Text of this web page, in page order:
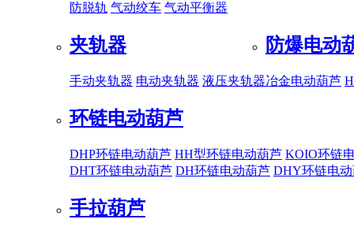
防脱轨 气动绞车 气动平衡器
夹轨器
手动夹轨器 电动夹轨器 液压夹轨器
防爆电动
冶金电动葫芦
环链电动葫芦
DHP环链电动葫芦 HH型环链电动葫芦 KOIO环链
DHT环链电动葫芦 DH环链电动葫芦 DHY环链电
手拉葫芦